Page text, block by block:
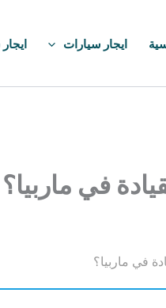
ايجار سيارات
في ماربيا؟
في ماربيا؟